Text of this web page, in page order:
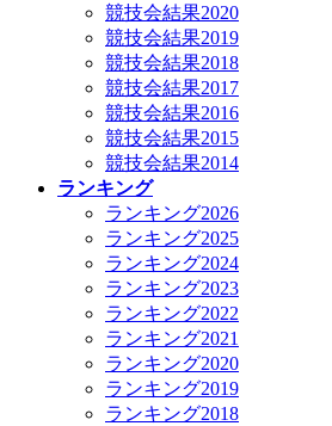
競技会結果2020
競技会結果2019
競技会結果2018
競技会結果2017
競技会結果2016
競技会結果2015
競技会結果2014
ランキング
ランキング2026
ランキング2025
ランキング2024
ランキング2023
ランキング2022
ランキング2021
ランキング2020
ランキング2019
ランキング2018